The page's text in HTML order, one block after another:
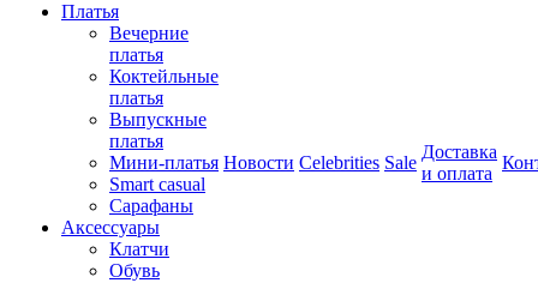
Платья
Вечерние
платья
Коктейльные
платья
Выпускные
платья
Мини-платья
Smart casual
Сарафаны
Аксессуары
Клатчи
Обувь
Новости Celebrities Sale
Доставка
и оплата